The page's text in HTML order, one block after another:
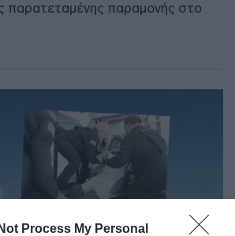
Process My Personal
παρατεταμένης παραμονής στο